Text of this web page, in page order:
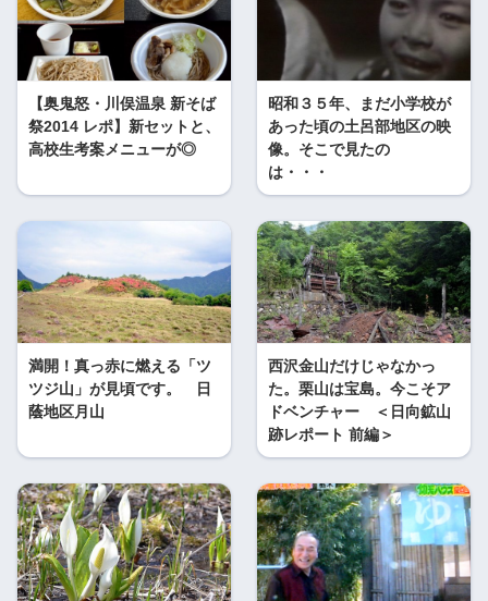
【奥鬼怒・川俣温泉 新そば
祭2014 レポ】新セットと、
高校生考案メニューが◎
昭和３５年、まだ小学校が
あった頃の土呂部地区の映
像。そこで見たの
は・・・
満開！真っ赤に燃える「ツ
ツジ山」が見頃です。 日
蔭地区月山
西沢金山だけじゃなかっ
た。栗山は宝島。今こそア
ドベンチャー ＜日向鉱山
跡レポート 前編＞